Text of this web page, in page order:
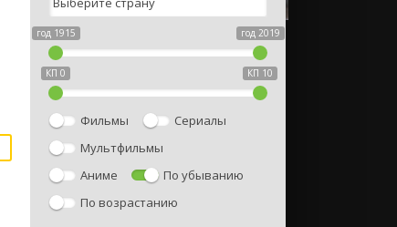
год 1915 год 2019
КП 0 КП 10
Фильмы
Сериалы
Мультфильмы
Аниме
По убыванию
По возрастанию